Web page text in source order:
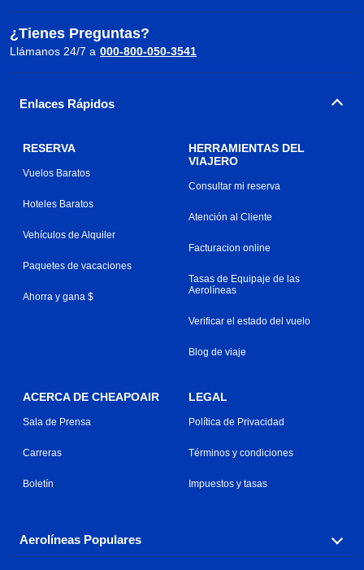
¿Tienes Preguntas?
Llámanos 24/7 a 000-800-050-3541
Enlaces Rápidos
RESERVA
Vuelos Baratos
Hoteles Baratos
Vehículos de Alquiler
Paquetes de vacaciones
Ahorra y gana $
HERRAMIENTAS DEL
VIAJERO
Consultar mi reserva
Atención al Cliente
Facturacion online
Tasas de Equipaje de las
Aerolíneas
Verificar el estado del vuelo
Blog de viaje
ACERCA DE CHEAPOAIR
Sala de Prensa
Carreras
Boletín
LEGAL
Política de Privacidad
Términos y condiciones
Impuestos y tasas
Aerolíneas Populares